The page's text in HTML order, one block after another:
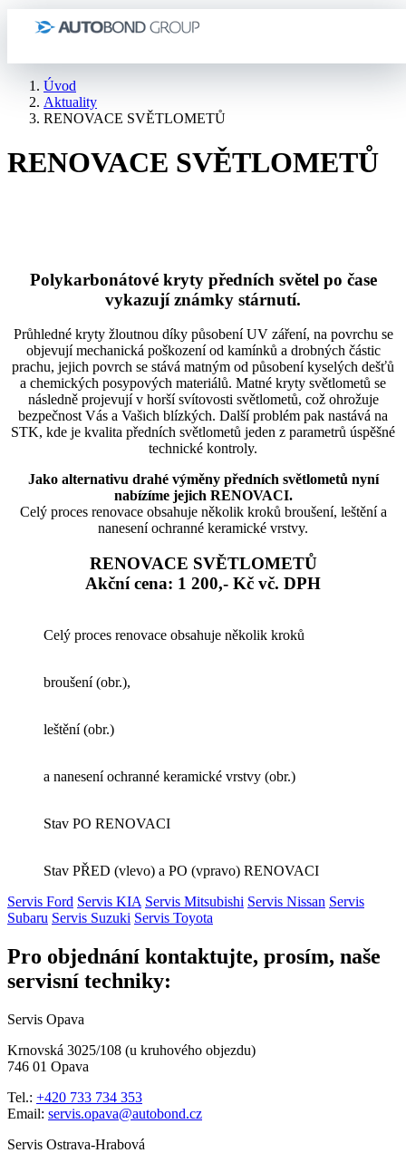
Úvod
Aktuality
RENOVACE SVĚTLOMETŮ
RENOVACE SVĚTLOMETŮ
Polykarbonátové kryty předních světel po čase
vykazují známky stárnutí.
Průhledné kryty žloutnou díky působení UV záření, na povrchu se
objevují mechanická poškození od kamínků a drobných částic
prachu, jejich povrch se stává matným od působení kyselých dešťů
a chemických posypových materiálů. Matné kryty světlometů se
následně projevují v horší svítovosti světlometů, což ohrožuje
bezpečnost Vás a Vašich blízkých. Další problém pak nastává na
STK, kde je kvalita předních světlometů jeden z parametrů úspěšné
technické kontroly.
Jako alternativu drahé výměny předních světlometů nyní
nabízíme jejich RENOVACI.
Celý proces renovace obsahuje několik kroků broušení, leštění a
nanesení ochranné keramické vrstvy.
RENOVACE SVĚTLOMETŮ
Akční cena: 1 200,- Kč vč. DPH
Celý proces renovace obsahuje několik kroků
broušení (obr.),
leštění (obr.)
a nanesení ochranné keramické vrstvy (obr.)
Stav PO RENOVACI
Stav PŘED (vlevo) a PO (vpravo) RENOVACI
Servis Ford Servis KIA Servis Mitsubishi Servis Nissan Servis
Subaru Servis Suzuki Servis Toyota
Pro objednání kontaktujte, prosím, naše
servisní techniky:
Servis Opava
Krnovská 3025/108 (u kruhového objezdu)
746 01 Opava
Tel.: +420 733 734 353
Email: servis.opava@autobond.cz
Servis Ostrava-Hrabová